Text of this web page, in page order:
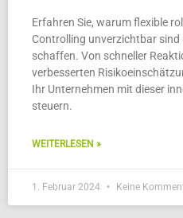
Erfahren Sie, warum flexible
Controlling unverzichtbar
schaffen. Von schneller
verbesserten
Ihr Unternehmen mit dieser
steuern.
WEITERLESEN »
1. Februar 2024 Keine